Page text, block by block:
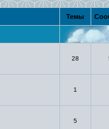
Темы
28
1
5